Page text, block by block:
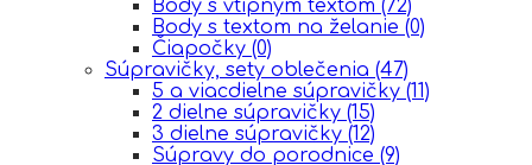
Body s vtipným textom (72)
Body s textom na želanie (0)
Čiapočky (0)
Súpravičky, sety oblečenia (47)
5 a viacdielne súpravičky (11)
2 dielne súpravičky (15)
3 dielne súpravičky (12)
Súpravy do porodnice (9)